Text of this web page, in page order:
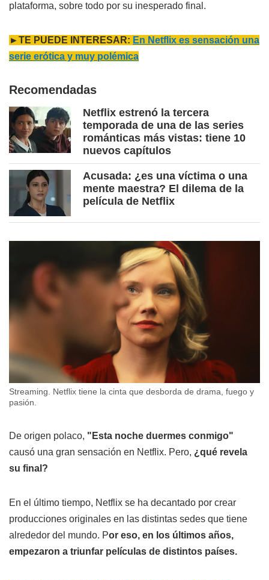
plataforma, sobre todo por su inesperado final.
►TE PUEDE INTERESAR: En Netflix es sensación una
serie erótica y muy polémica
Recomendadas
Netflix estrenó la tercera
temporada de una de las series
románticas más vistas: tiene 10
nuevos capítulos
Acusada: ¿es una víctima o una
mente maestra? El dilema de la
película de Netflix
Streaming. Netflix tiene la cinta que desborda de drama, fuego y
pasión.
De origen polaco, "Esta noche duermes conmigo"
causó una gran sensación en Netflix. Pero, ¿qué revela
su final?
En el último tiempo, Netflix se ha decantado por crear
producciones originales en las distintas sedes que tiene
alrededor del mundo. Por eso, en los últimos años,
empezaron a triunfar películas de distintos países.